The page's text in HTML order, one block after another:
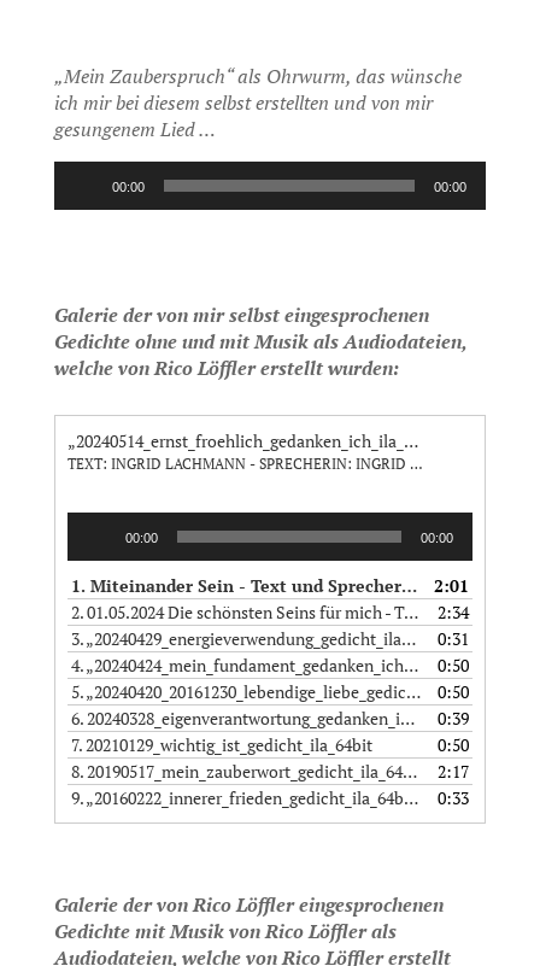
„Mein Zauberspruch“ als Ohrwurm, das wünsche
ich mir bei diesem selbst erstellten und von mir
gesungenem Lied …
00:00 00:00
Galerie der von mir selbst eingesprochenen
Gedichte ohne und mit Musik als Audiodateien,
welche von Rico Löffler erstellt wurden:
„20240514_ernst_froehlich_gedanken_ich_ila_64bit“
TEXT: INGRID LACHMANN - SPRECHERIN: INGRID LACHMANN – ERSTELLUNG AUDIODATEI: RICO LÖFFLER
00:00 00:00
1. Miteinander Sein - Text und Sprecherin: Ingrid Lachmann - Erstellung Audiodatei: Rico Löffler
2:01
2. 01.05.2024 Die schönsten Seins für mich - Text, Musik, Sprecherin: Ingrid Lachmann - Erstellung Audiodatei: Rico Löffler
2:34
3.„20240429_energieverwendung_gedicht_ila_64bit“ — TEXT,
0:31
4.„20240424_mein_fundament_gedanken_ich_ila_64bit“
0:50
5.„20240420_20161230_lebendige_liebe_gedicht_ich_ila_64bit“
0:50
6. 20240328_eigenverantwortung_gedanken_ich_ila_64bit
0:39
7. 20210129_wichtig_ist_gedicht_ila_64bit
0:50
8. 20190517_mein_zauberwort_gedicht_ila_64bit
2:17
9.„20160222_innerer_frieden_gedicht_ila_64bit“ — TEXT,
0:33
Galerie der von Rico Löffler eingesprochenen
Gedichte mit Musik von Rico Löffler als
Audiodateien, welche von Rico Löffler erstellt